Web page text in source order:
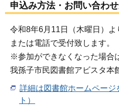
申込み方法・お問い合わ
令和8年6月11日（木曜日）よ
または電話で受付致します。
※参加ができなくなった場合
我孫子市民図書館アビスタ本
詳細は図書館ホームページ
ト）